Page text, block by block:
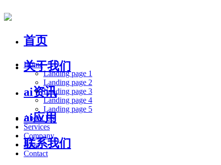
首页
关于我们
ai资讯
ai应用
联系我们
Home
Landing page 1
Landing page 2
Landing page 3
Landing page 4
Landing page 5
About Us
Services
Company
Blog
Contact